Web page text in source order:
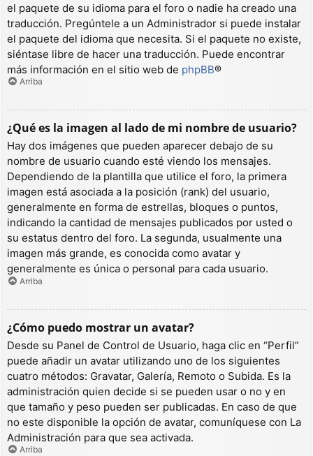
el paquete de su idioma para el foro o nadie ha creado una
traducción. Pregúntele a un Administrador si puede instalar
el paquete del idioma que necesita. Si el paquete no existe,
siéntase libre de hacer una traducción. Puede encontrar
más información en el sitio web de phpBB®
Arriba
¿Qué es la imagen al lado de mi nombre de usuario?
Hay dos imágenes que pueden aparecer debajo de su
nombre de usuario cuando esté viendo los mensajes.
Dependiendo de la plantilla que utilice el foro, la primera
imagen está asociada a la posición (rank) del usuario,
generalmente en forma de estrellas, bloques o puntos,
indicando la cantidad de mensajes publicados por usted o
su estatus dentro del foro. La segunda, usualmente una
imagen más grande, es conocida como avatar y
generalmente es única o personal para cada usuario.
Arriba
¿Cómo puedo mostrar un avatar?
Desde su Panel de Control de Usuario, haga clic en “Perfil”
puede añadir un avatar utilizando uno de los siguientes
cuatro métodos: Gravatar, Galería, Remoto o Subida. Es la
administración quien decide si se pueden usar o no y en
que tamaño y peso pueden ser publicadas. En caso de que
no este disponible la opción de avatar, comuníquese con La
Administración para que sea activada.
Arriba